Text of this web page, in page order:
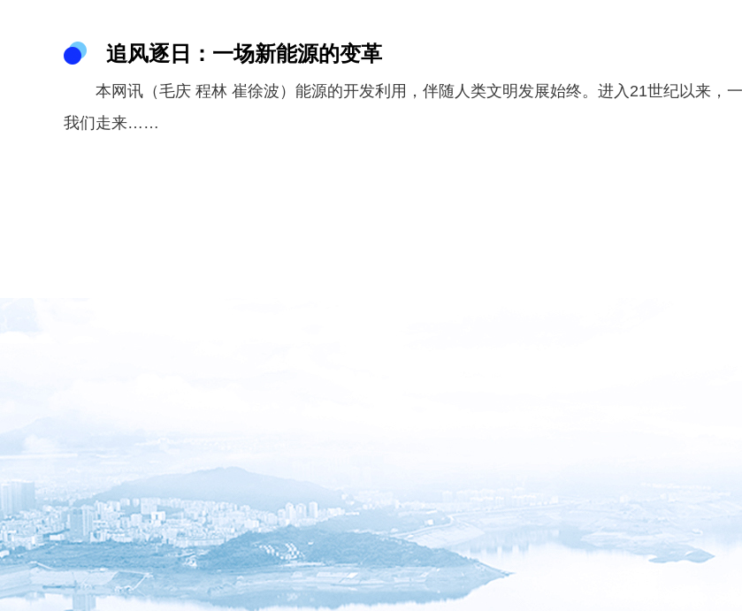
追风逐日：一场新能源的变革
本网讯（毛庆 程林 崔徐波）能源的开发利用，伴随人类文明发展始终。进入21世纪以来，
我们走来……